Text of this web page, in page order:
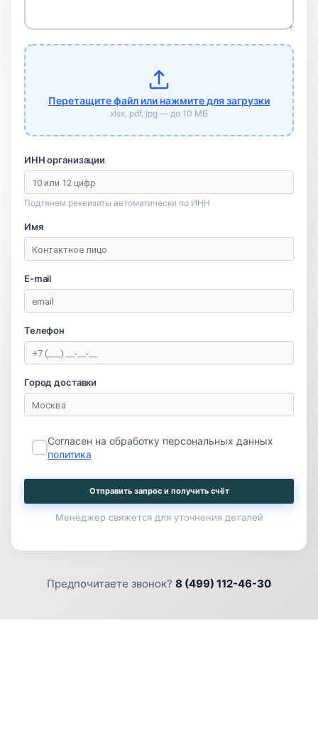
Перетащите файл или нажмите для загрузки
xlsx, pdf, jpg — до 10 МБ
ИНН организации
Подтянем реквизиты автоматически по ИНН
Имя
E-mail
Телефон
Город доставки
Согласен на обработку персональных данных
политика
Отправить запрос и получить счёт
Менеджер свяжется для уточнения деталей
Предпочитаете звонок? 8 (499) 112-46-30